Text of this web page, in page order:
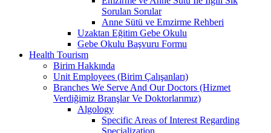
Sorulan Sorular
Anne Sütü ve Emzirme Rehberi
Uzaktan Eğitim Gebe Okulu
Gebe Okulu Başvuru Formu
Health Tourism
Birim Hakkında
Unit Employees (Birim Çalışanları)
Branches We Serve And Our Doctors (Hizmet
Verdiğimiz Branşlar Ve Doktorlarımız)
Algology
Specific Areas of Interest Regarding
Specialization